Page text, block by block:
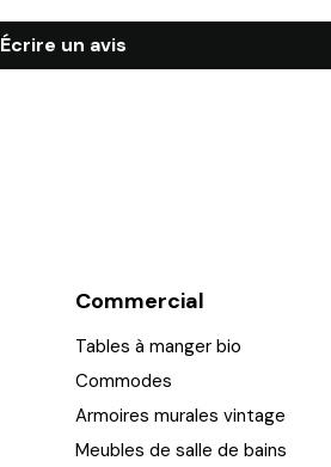
Écrire un avis
Commercial
Tables à manger bio
Commodes
Armoires murales vintage
Meubles de salle de bains